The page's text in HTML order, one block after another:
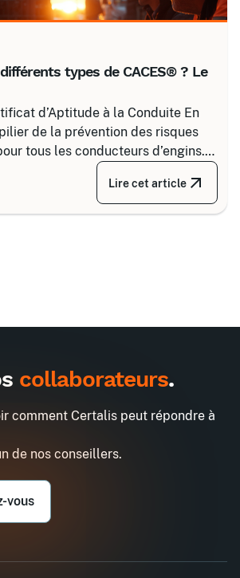
types de CACES® ? Le
d’Aptitude à la Conduite En
de la prévention des risques
tous les conducteurs d’engins.
de 2020, il s’articule autour de 8
d’équipements, divisées selon
Lire cet article
collaborateurs.
comment Certalis peut répondre à
de nos conseillers.
vous